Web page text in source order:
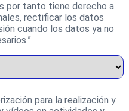
por tanto tiene derecho a
rectificar los datos
cuando los datos ya no
para la realización y